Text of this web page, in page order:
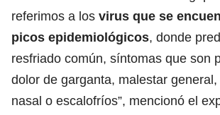
referimos a los virus que se
picos epidemiológicos, donde
resfriado común, síntomas que son
dolor de garganta, malestar
nasal o escalofríos”, mencionó el